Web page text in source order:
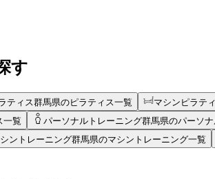
す
ティス群馬県のピラティス一覧 マシンピラテ
一覧 パーソナルトレーニング群馬県のパーソ
ントレーニング群馬県のマシントレーニング一覧